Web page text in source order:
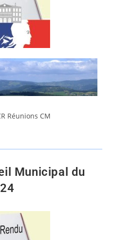
Réunions CM
Municipal du